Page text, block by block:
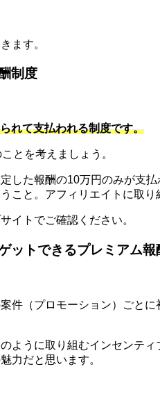
ます。
制度
れて支払われる制度です。
とを考えましょう。
した報酬の10万円のみが支
こと。アフィリエイトに取
イトでご確認ください。
ットできるプレミアム報
件（プロモーション）ごと
ように取り組むインセンテ
力だと思います。